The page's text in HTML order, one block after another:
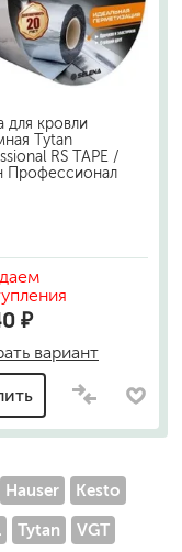
для кровли
Tytan
RS TAPE /
Профессионал
₽
вариант
Hauser Kesto
Tytan VGT